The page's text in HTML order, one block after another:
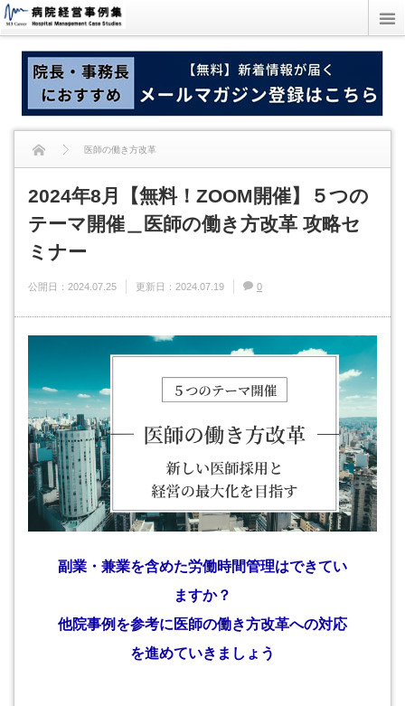
医師の働き方改革
2024年8月【無料！ZOOM開催】５つのテーマ開催＿医師の働き方改革 攻略セ
ミナー
2024年8月【無料！ZOOM開催】５つの
テーマ開催＿医師の働き方改革 攻略セ
ミナー
公開日： 2024.07.25 更新日： 2024.07.19 0
副業・兼業を含めた労働時間管理はできてい
ますか？
他院事例を参考に医師の働き方改革への対応
を進めていきましょう